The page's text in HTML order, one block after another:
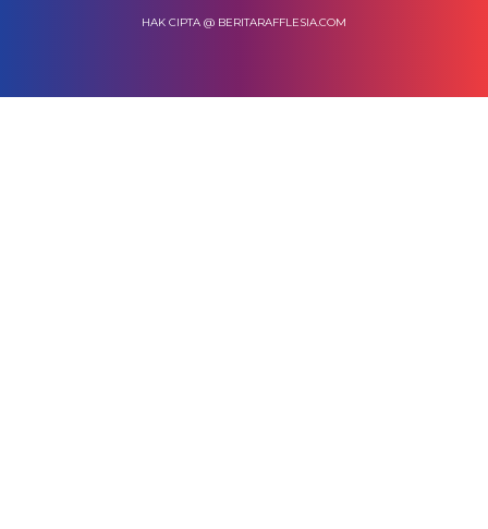
HAK CIPTA @ BERITARAFFLESIA.COM